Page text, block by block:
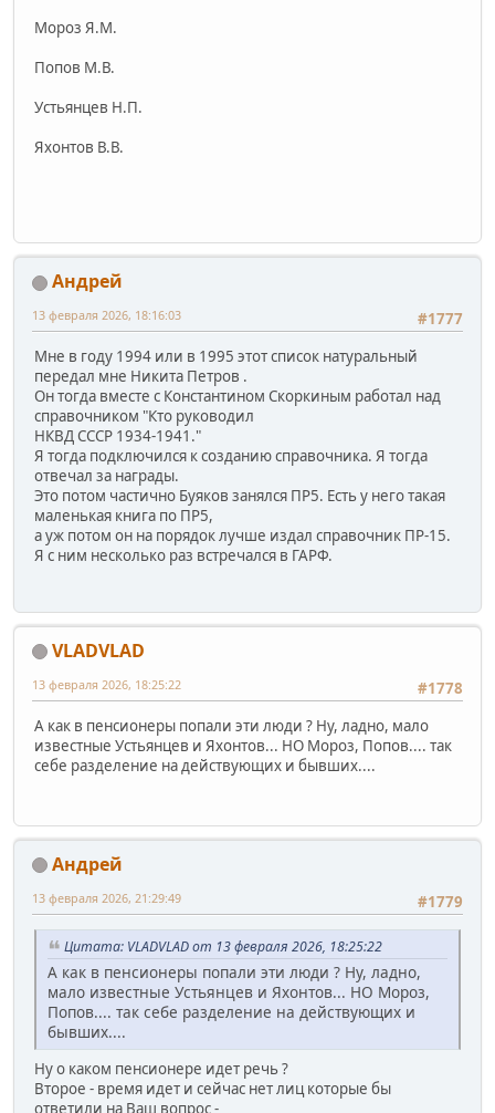
Мороз Я.М.
Попов М.В.
Устьянцев Н.П.
Яхонтов В.В.
Андрей
#1777
13 февраля 2026, 18:16:03
Мне в году 1994 или в 1995 этот список натуральный
передал мне Никита Петров .
Он тогда вместе с Константином Скоркиным работал над
справочником "Кто руководил
НКВД СССР 1934-1941."
Я тогда подключился к созданию справочника. Я тогда
отвечал за награды.
Это потом частично Буяков занялся ПР5. Есть у него такая
маленькая книга по ПР5,
а уж потом он на порядок лучше издал справочник ПР-15.
Я с ним несколько раз встречался в ГАРФ.
VLADVLAD
#1778
13 февраля 2026, 18:25:22
А как в пенсионеры попали эти люди ? Ну, ладно, мало
известные Устьянцев и Яхонтов... НО Мороз, Попов.... так
себе разделение на действующих и бывших....
Андрей
#1779
13 февраля 2026, 21:29:49
Цитата: VLADVLAD от 13 февраля 2026, 18:25:22
А как в пенсионеры попали эти люди ? Ну, ладно,
мало известные Устьянцев и Яхонтов... НО Мороз,
Попов.... так себе разделение на действующих и
бывших....
Ну о каком пенсионере идет речь ?
Второе - время идет и сейчас нет лиц которые бы
ответили на Ваш вопрос -